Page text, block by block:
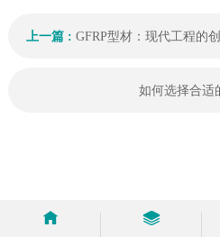
上一篇 : GFRP型材：现代工程的
如何选择合适